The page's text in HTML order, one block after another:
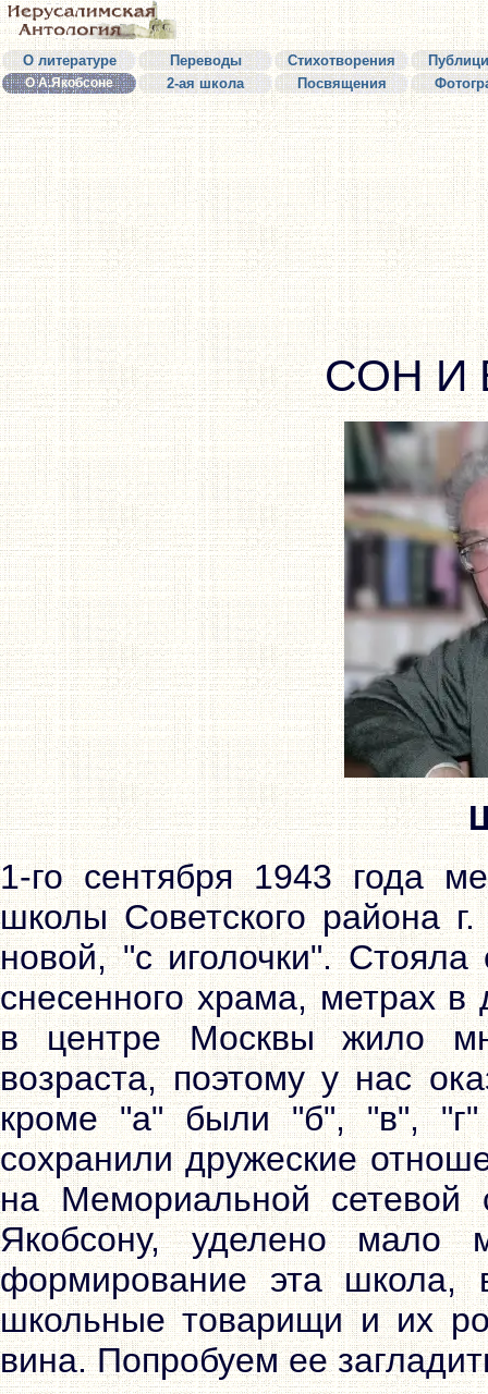
О литературе Переводы Стихотворения
О А.Якобсоне 2-ая школа Посвящения
СОН И
1-го сентября 1943 года
школы Советского района
новой, "с иголочки".
снесенного храма, метрах
в центре Москвы жило
возраста, поэтому у нас
кроме "а" были "б", "в",
сохранили дружеские
на Мемориальной сетевой
Якобсону, уделено мало
формирование эта школа,
школьные товарищи и их
вина. Попробуем ее